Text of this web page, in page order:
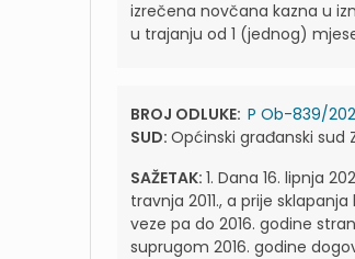
izrečena novčana kazna u
u trajanju od 1 (jednog)
BROJ ODLUKE: P Ob-839/
SUD: Općinski građanski sud
SAŽETAK: 1. Dana 16. lipnja
travnja 2011., a prije
veze pa do 2016. godine
suprugom 2016. godine